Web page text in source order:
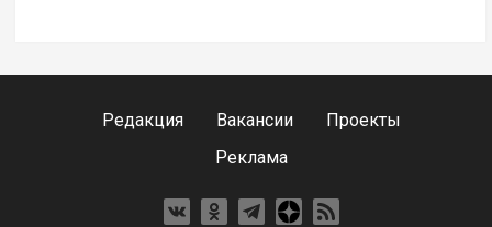
Редакция Вакансии
Проекты
Реклама